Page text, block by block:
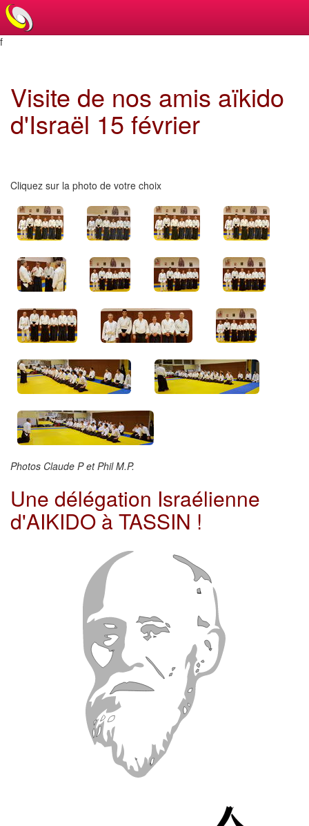
f
Visite de nos amis aïkido
d'Israël 15 février
Cliquez sur la photo de votre choix
Photos Claude P et Phil M.P.
Une délégation Israélienne
d'AIKIDO à TASSIN !